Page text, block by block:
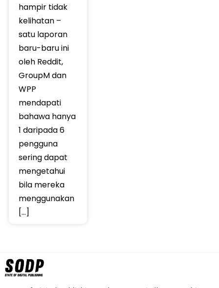
hampir tidak
kelihatan –
satu laporan
baru-baru ini
oleh Reddit,
GroupM dan
WPP
mendapati
bahawa hanya
1 daripada 6
pengguna
sering dapat
mengetahui
bila mereka
menggunakan
[…]